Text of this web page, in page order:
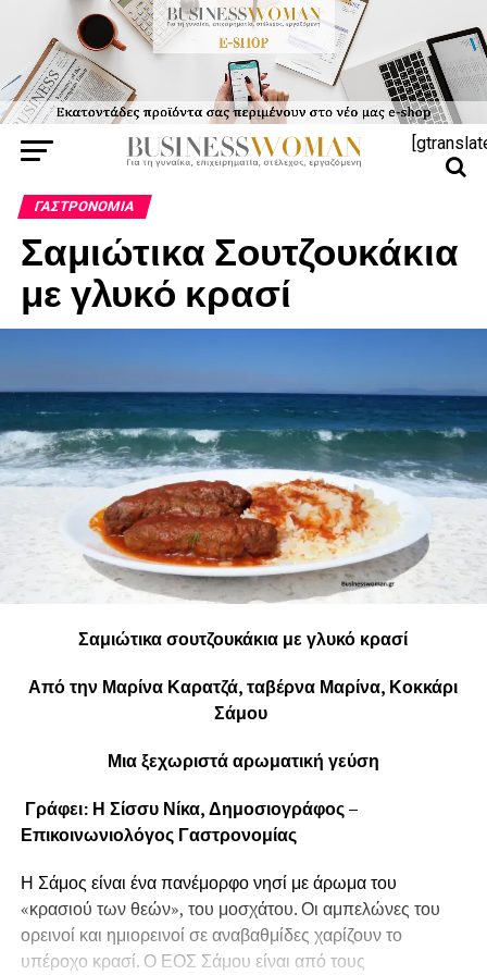
ΓΑΣΤΡΟΝΟΜΊΑ
Σαμιώτικα Σουτζουκάκια
με γλυκό κρασί
Σαμιώτικα σουτζουκάκια με γλυκό κρασί
Από την Μαρίνα Καρατζά, ταβέρνα Μαρίνα, Κοκκάρι
Σάμου
Μια ξεχωριστά αρωματική γεύση
Γράφει: Η Σίσσυ Νίκα, Δημοσιογράφος –
Επικοινωνιολόγος Γαστρονομίας
Η Σάμος είναι ένα πανέμορφο νησί με άρωμα του
«κρασιού των θεών», του μοσχάτου. Οι αμπελώνες του
ορεινοί και ημιορεινοί σε αναβαθμίδες χαρίζουν το
υπέροχο κρασί. Ο ΕΟΣ Σάμου είναι από τους